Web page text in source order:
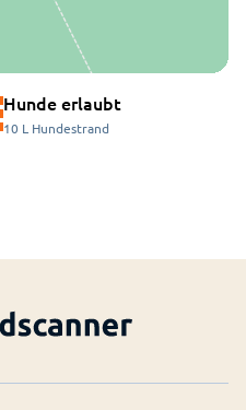
Hunde erlaubt
10 L Hundestrand